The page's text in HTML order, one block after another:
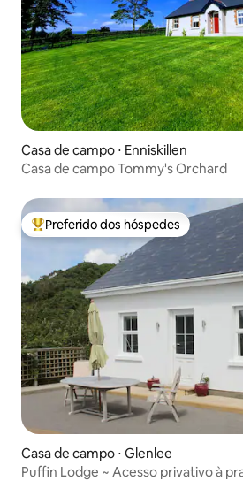
Casa de campo ⋅ Enniskillen
Casa de campo Tommy's Orchard
Entre os melhores preferidos dos
Preferido dos hóspedes
Casa de campo ⋅ Glenlee
Puffin Lodge ~ Acesso privativo à